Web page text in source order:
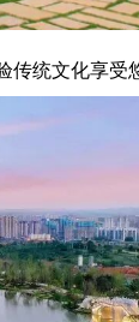
统文化享受